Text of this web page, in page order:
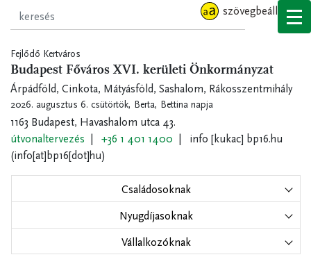
szövegbeállítások
Fejlődő Kertváros
Budapest Főváros XVI. kerületi Önkormányzat
Árpádföld, Cinkota, Mátyásföld, Sashalom, Rákosszentmihály
2026. augusztus 6. csütörtök, Berta, Bettina napja
1163 Budapest, Havashalom utca 43.
útvonaltervezés
+36 1 401 1400 info [kukac] bp16.hu
(info[at]bp16[dot]hu)
Családosoknak
Nyugdíjasoknak
Vállalkozóknak